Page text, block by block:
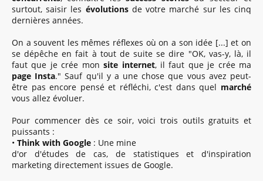
surtout, saisir les évolutionsde votre marché sur les cinq
dernières années.
On a souvent les mêmes réflexes où on a son idée [...] et on
se dépêche en fait à tout de suite se dire "OK, vas-y, là, il
faut que je crée monsite internet, il faut que je crée ma
page Insta." Sauf qu'il y a une chose que vous avez peut-
être pas encore pensé et réfléchi, c'est dans quel marché
vous allez évoluer.
Pour commencer dès ce soir, voici trois outils gratuits et
puissants :
• Think with Google : Une mine
d'or d'études de cas, de statistiques et d'inspiration
marketing directement issues de Google.